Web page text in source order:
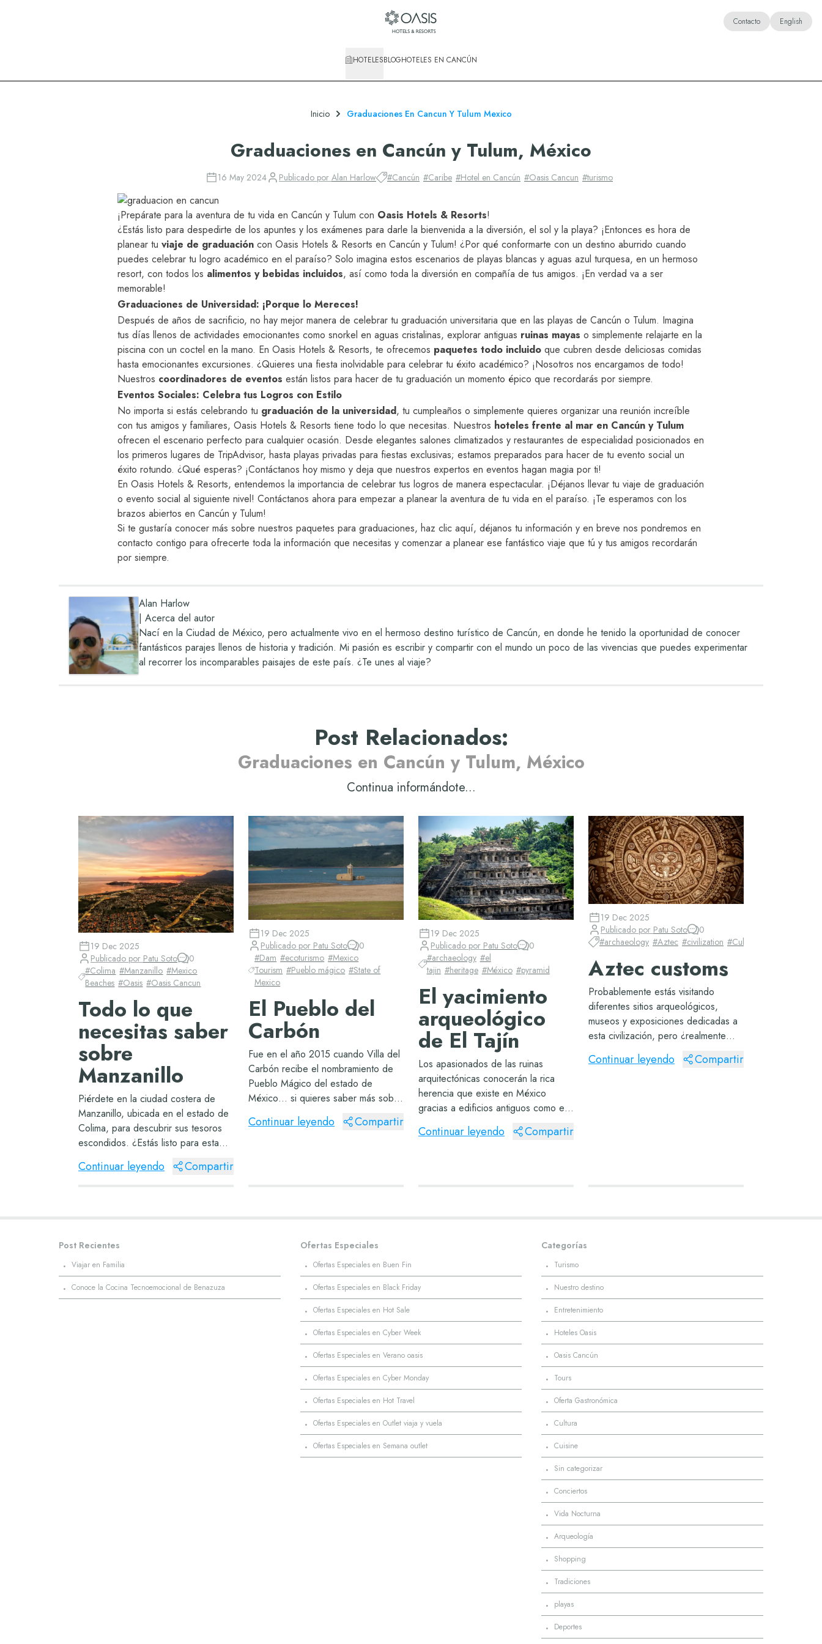
Contacto English
HOTELESBLOGHOTELES EN CANCÚN
Inicio Graduaciones En Cancun Y Tulum Mexico
Graduaciones en Cancún y Tulum, México
16 May 2024 Publicado por Alan Harlow #Cancún #Caribe #Hotel en Cancún #Oasis Cancun #turismo
¡Prepárate para la aventura de tu vida en Cancún y Tulum con Oasis Hotels & Resorts!
¿Estás listo para despedirte de los apuntes y los exámenes para darle la bienvenida a la diversión, el sol y la playa? ¡Entonces es hora de
planear tu viaje de graduación con Oasis Hotels & Resorts en Cancún y Tulum! ¿Por qué conformarte con un destino aburrido cuando
puedes celebrar tu logro académico en el paraíso? Solo imagina estos escenarios de playas blancas y aguas azul turquesa, en un hermoso
resort, con todos los alimentos y bebidas incluidos, así como toda la diversión en compañía de tus amigos. ¡En verdad va a ser
memorable!
Graduaciones de Universidad: ¡Porque lo Mereces!
Después de años de sacrificio, no hay mejor manera de celebrar tu graduación universitaria que en las playas de Cancún o Tulum. Imagina
tus días llenos de actividades emocionantes como snorkel en aguas cristalinas, explorar antiguas ruinas mayas o simplemente relajarte en la
piscina con un coctel en la mano. En Oasis Hotels & Resorts, te ofrecemos paquetes todo incluido que cubren desde deliciosas comidas
hasta emocionantes excursiones. ¿Quieres una fiesta inolvidable para celebrar tu éxito académico? ¡Nosotros nos encargamos de todo!
Nuestros coordinadores de eventos están listos para hacer de tu graduación un momento épico que recordarás por siempre.
Eventos Sociales: Celebra tus Logros con Estilo
No importa si estás celebrando tu graduación de la universidad, tu cumpleaños o simplemente quieres organizar una reunión increíble
con tus amigos y familiares, Oasis Hotels & Resorts tiene todo lo que necesitas. Nuestros hoteles frente al mar en Cancún y Tulum
ofrecen el escenario perfecto para cualquier ocasión. Desde elegantes salones climatizados y restaurantes de especialidad posicionados en
los primeros lugares de TripAdvisor, hasta playas privadas para fiestas exclusivas; estamos preparados para hacer de tu evento social un
éxito rotundo. ¿Qué esperas? ¡Contáctanos hoy mismo y deja que nuestros expertos en eventos hagan magia por ti!
En Oasis Hotels & Resorts, entendemos la importancia de celebrar tus logros de manera espectacular. ¡Déjanos llevar tu viaje de graduación
o evento social al siguiente nivel! Contáctanos ahora para empezar a planear la aventura de tu vida en el paraíso. ¡Te esperamos con los
brazos abiertos en Cancún y Tulum!
Si te gustaría conocer más sobre nuestros paquetes para graduaciones, haz clic aquí, déjanos tu información y en breve nos pondremos en
contacto contigo para ofrecerte toda la información que necesitas y comenzar a planear ese fantástico viaje que tú y tus amigos recordarán
por siempre.
Alan Harlow
|Acerca del autor
Nací en la Ciudad de México, pero actualmente vivo en el hermoso destino turístico de Cancún, en donde he tenido la oportunidad de conocer
fantásticos parajes llenos de historia y tradición. Mi pasión es escribir y compartir con el mundo un poco de las vivencias que puedes experimentar
al recorrer los incomparables paisajes de este país. ¿Te unes al viaje?
Post Relacionados:
Graduaciones en Cancún y Tulum, México
Continua informándote...
19 Dec 2025
Publicado por Patu Soto
0
#Colima #Manzanillo #Mexico
Beaches #Oasis #Oasis Cancun
Todo lo que
necesitas saber
sobre
Manzanillo
Piérdete en la ciudad costera de
Manzanillo, ubicada en el estado de
Colima, para descubrir sus tesoros
escondidos. ¿Estás listo para esta
Manzanillo Los habitantes de esta
Continuar leyendo Compartir
19 Dec 2025
Publicado por Patu Soto
0
#Dam #ecoturismo #Mexico
Tourism #Pueblo mágico #State of
Mexico
El Pueblo del
Carbón
Fue en el año 2015 cuando Villa del
Carbón recibe el nombramiento de
Pueblo Mágico del estado de
México… si quieres saber más sobre
él, quédate y lee las siguientes
líneas. Villa del Carbón Pueblo
Continuar leyendo Compartir
19 Dec 2025
Publicado por Patu Soto
0
#archaeology #el
tajin #heritage #México #pyramid
El yacimiento
arqueológico
de El Tajín
Los apasionados de las ruinas
arquitectónicas conocerán la rica
herencia que existe en México
gracias a edificios antiguos como el
sitio de Calakmul entre muchos otros
que se han descubierto a lo largo de
Continuar leyendo Compartir
19 Dec 2025
Publicado por Patu Soto
0
#archaeology #Aztec #civilization #Cultura
Aztec customs
Probablemente estás visitando
diferentes sitios arqueológicos,
museos y exposiciones dedicadas a
esta civilización, pero ¿realmente
sabes cómo era su vida, costumbres
e historia? El tour imprescindible,
Continuar leyendo Compartir
Post Recientes
· Viajar en Familia
· Conoce la Cocina Tecnoemocional de Benazuza
Ofertas Especiales
· Ofertas Especiales en Buen Fin
· Ofertas Especiales en Black Friday
· Ofertas Especiales en Hot Sale
· Ofertas Especiales en Cyber Week
· Ofertas Especiales en Verano oasis
· Ofertas Especiales en Cyber Monday
· Ofertas Especiales en Hot Travel
· Ofertas Especiales en Outlet viaja y vuela
· Ofertas Especiales en Semana outlet
Categorías
· Turismo
· Nuestro destino
· Entretenimiento
· Hoteles Oasis
· Oasis Cancún
· Tours
· Oferta Gastronómica
· Cultura
· Cuisine
· Sin categorizar
· Conciertos
· Vida Nocturna
· Arqueología
· Shopping
· Tradiciones
· playas
· Deportes